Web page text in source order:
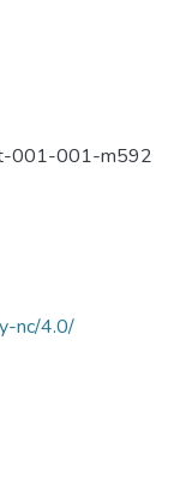
001-001-m592
nc/4.0/